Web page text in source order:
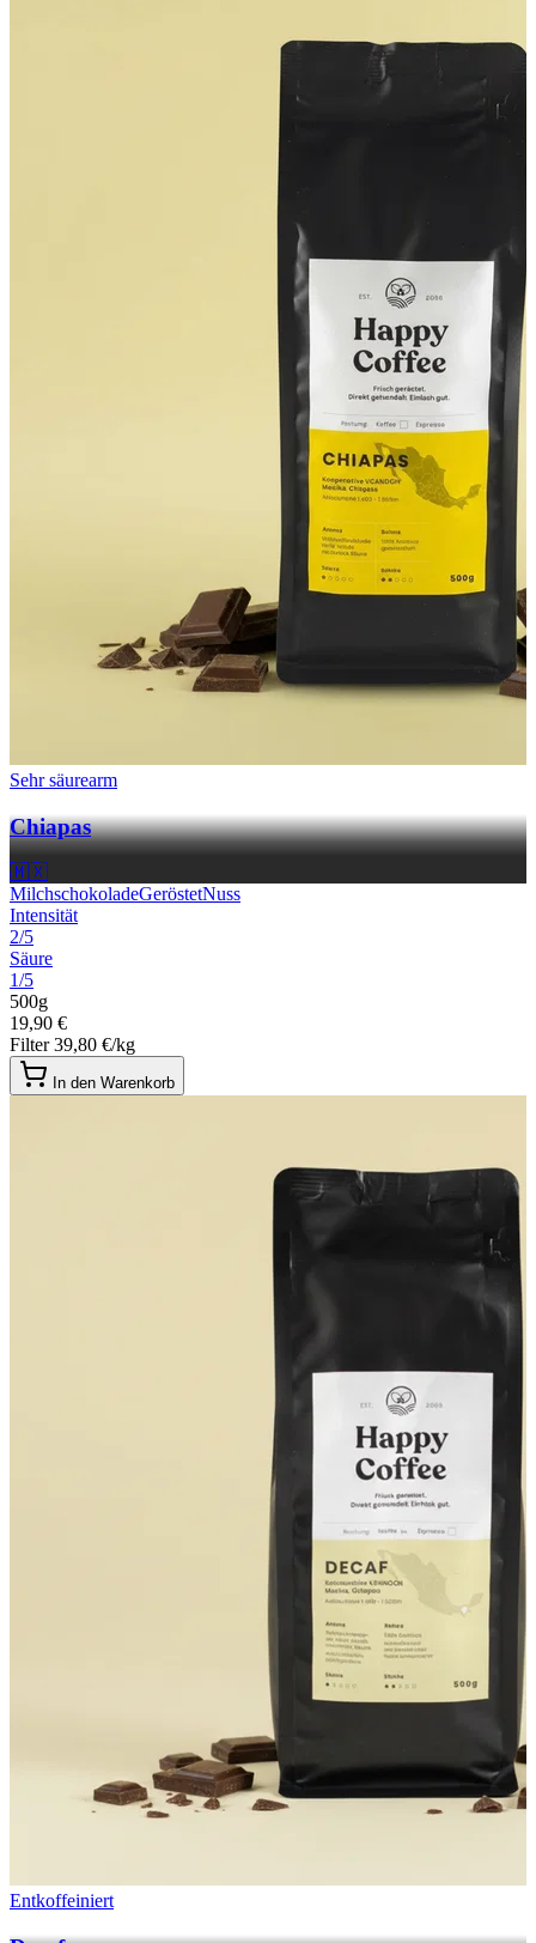
Sehr säurearm
Chiapas
🇲🇽
MilchschokoladeGeröstetNuss
Intensität
2/5
Säure
1/5
500g
19,90 €
Filter 39,80 €/kg
In den Warenkorb
Entkoffeiniert